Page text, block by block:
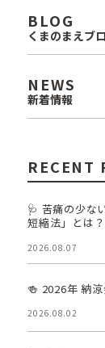
BLOG
くまのまえブ
NEWS
新着情報
RECENT
🩺 苦痛の少な
短縮法」とは
2026.08.07
🍻 2026年 納
2026.08.02